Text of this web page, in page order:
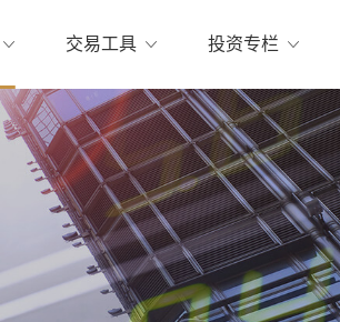
交易工具 投资专栏